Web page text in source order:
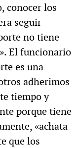
conocer los
seguir
no tiene
El funcionario
es una
adherimos
tiempo y
porque tiene
«achata
que los